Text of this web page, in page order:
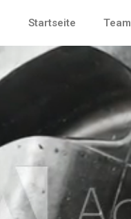
Startseite Team